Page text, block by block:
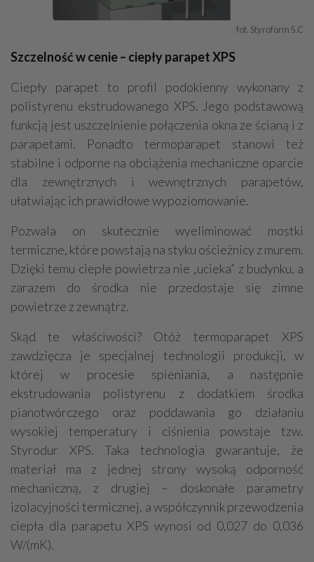
fot. Styroform S.C
Szczelność w cenie – ciepły parapet XPS
Ciepły parapet to profil podokienny wykonany z
polistyrenu ekstrudowanego XPS. Jego podstawową
funkcją jest uszczelnienie połączenia okna ze ścianą i z
parapetami. Ponadto termoparapet stanowi też
stabilne i odporne na obciążenia mechaniczne oparcie
dla zewnętrznych i wewnętrznych parapetów,
ułatwiając ich prawidłowe wypoziomowanie.
Pozwala on skutecznie wyeliminować mostki
termiczne, które powstają na styku ościeżnicy z murem.
Dzięki temu ciepłe powietrza nie „ucieka” z budynku, a
zarazem do środka nie przedostaje się zimne
powietrze z zewnątrz.
Skąd te właściwości? Otóż termoparapet XPS
zawdzięcza je specjalnej technologii produkcji, w
której w procesie spieniania, a następnie
ekstrudowania polistyrenu z dodatkiem środka
pianotwórczego oraz poddawania go działaniu
wysokiej temperatury i ciśnienia powstaje tzw.
Styrodur XPS. Taka technologia gwarantuje, że
materiał ma z jednej strony wysoką odporność
mechaniczną, z drugiej – doskonałe parametry
izolacyjności termicznej, a współczynnik przewodzenia
ciepła dla parapetu XPS wynosi od 0,027 do 0,036
W/(mK).